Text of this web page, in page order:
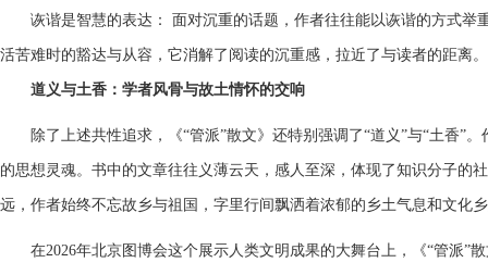
诙谐是智慧的表达： 面对沉重的话题，作者往往能以诙谐的方式
活苦难时的豁达与从容，它消解了阅读的沉重感，拉近了与读者的距离。
道义与土香：学者风骨与故土情怀的交响
除了上述共性追求，《“管派”散文》还特别强调了“道义”与“土香”
的思想灵魂。书中的文章往往义薄云天，感人至深，体现了知识分子的
远，作者始终不忘故乡与祖国，字里行间飘洒着浓郁的乡土气息和文化
在2026年北京图博会这个展示人类文明成果的大舞台上，《“管派”